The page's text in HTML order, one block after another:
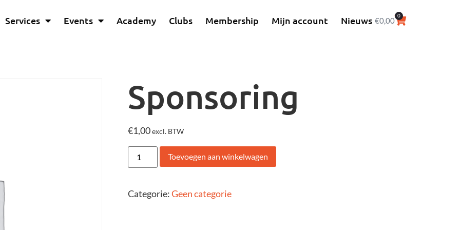
Services Events Academy Clubs Membership Mijn account Nieuws €0,00
0
Sponsoring
€1,00excl. BTW
Toevoegen aan winkelwagen
Categorie:Geen categorie